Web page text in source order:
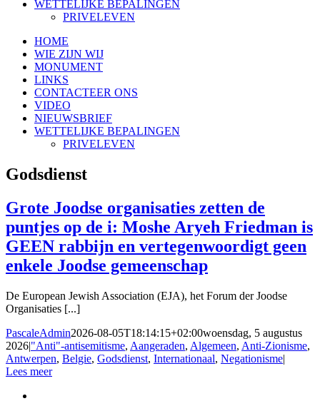
WETTELIJKE BEPALINGEN
PRIVELEVEN
HOME
WIE ZIJN WIJ
MONUMENT
LINKS
CONTACTEER ONS
VIDEO
NIEUWSBRIEF
WETTELIJKE BEPALINGEN
PRIVELEVEN
Godsdienst
Grote Joodse organisaties zetten de
puntjes op de i: Moshe Aryeh Friedman is
GEEN rabbijn en vertegenwoordigt geen
enkele Joodse gemeenschap
De European Jewish Association (EJA), het Forum der Joodse
Organisaties [...]
PascaleAdmin2026-08-05T18:14:15+02:00woensdag, 5 augustus
2026|"Anti"-antisemitisme, Aangeraden, Algemeen, Anti-Zionisme,
Antwerpen, Belgie, Godsdienst, Internationaal, Negationisme|
Lees meer